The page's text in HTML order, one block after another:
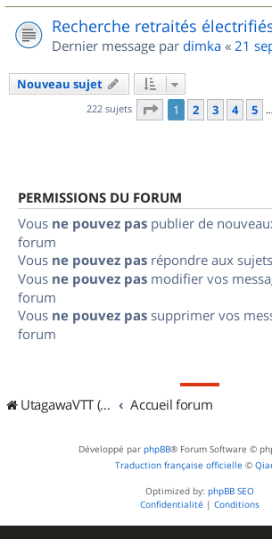
Recherche retraités
Dernier message par dimka « 21
Nouveau sujet
222 sujets Page 1sur
1 2 3 4 5 …
PERMISSIONS DU FORUM
Vous ne pouvez pas publier de
forum
Vous ne pouvez pas répondre aux
Vous ne pouvez pas modifier vos
forum
Vous ne pouvez pas supprimer vos
forum
UtagawaVTT (Randos VTT et VTTAE avec traces GPS) Accueil forum
Développé par phpBB® Forum Software ©
Traduction française officielle ©
Optimized by: phpBB SEO
Confidentialité | Conditions